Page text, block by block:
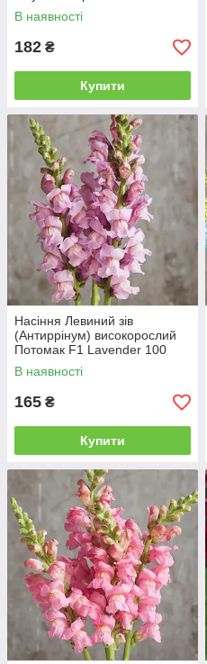
насінин Syngenta
В наявності
182 ₴
Купити
Насіння Левиний зів
(Антиррінум) високорослий
Потомак F1 Lavender 100
насінин Pan American
В наявності
165 ₴
Купити